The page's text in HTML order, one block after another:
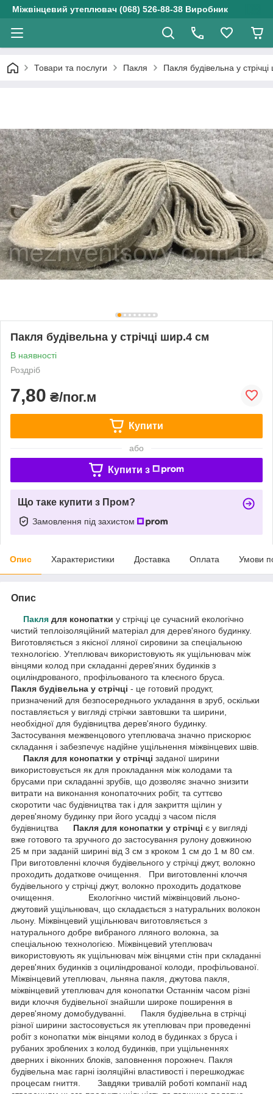
Міжвінцевий утеплювач (068) 526-88-38 Виробник
Товари та послуги Пакля Пакля будівельна у
Пакля будівельна у стрічці шир.4 см
В наявності
Роздріб
7,80 ₴/пог.м
Купити
або
Купити з
Що таке купити з Пром?
Замовлення під захистом
Опис Характеристики Доставка Оплата Умови
Опис
Пакля для конопатки у стрічці це сучасний екологічно
чистий теплоізоляційний матеріал для дерев'яного будинку.
Виготовляється з якісної лляної сировини за спеціальною
технологією. Утеплювач використовують як ущільнювач між
вінцями колод при складанні дерев'яних будинків з
оциліндрованого, профільованого та клеєного бруса.
Пакля будівельна у стрічці - це готовий продукт,
призначений для безпосереднього укладання в зруб, оскільки
поставляється у вигляді стрічки завтовшки та ширини,
необхідної для будівництва дерев'яного будинку.
Застосування межвенцового утеплювача значно прискорює
складання і забезпечує надійне ущільнення міжвінцевих швів.
Пакля для конопатки у стрічці заданої ширини
використовується як для прокладання між колодами та
брусами при складанні зрубів, що дозволяє значно знизити
витрати на виконання конопаточних робіт, та суттєво
скоротити час будівництва так і для закриття щілин у
дерев'яному будинку при його усадці з часом після
будівництва
Пакля для конопатки у стрічці є у вигляді
вже готового та зручного до застосування рулону довжиною
25 м при заданій ширині від 3 см з кроком 1 см до 1 м 80 см.
При виготовленні клоччя будівельного у стрічці джут, волокно
проходить додаткове очищення. При виготовленні клоччя
будівельного у стрічці джут, волокно проходить додаткове
очищення. Екологічно чистий міжвінцовий льоно-
джутовий ущільнювач, що складається з натуральних волокон
льону. Міжвінцевий ущільнювач виготовляється з
натурального добре вибраного лляного волокна, за
спеціальною технологією. Міжвінцевий утеплювач
використовують як ущільнювач між вінцями стін при складанні
дерев'яних будинків з оциліндрованої колоди, профільованої.
Міжвінцевий утеплювач, льняна пакля, джутова пакля,
міжвінцевий утеплювач для конопатки Останнім часом різні
види клоччя будівельної знайшли широке поширення в
дерев'яному домобудуванні. Пакля будівельна в стрічці
різної ширини застосовується як утеплювач при проведенні
робіт з конопатки між вінцями колод в будинках з бруса і
рубаних зроблених з колод будинків, при ущільненнях
дверних і віконних блоків, заповнення порожнеч. Пакля
будівельна має гарні ізоляційні властивості і перешкоджає
процесам гниття. Завдяки тривалій роботі компанії над